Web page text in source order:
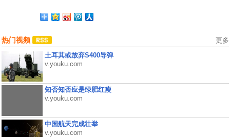
热门视频 更多
土耳其或放弃S400导弹
v.youku.com
知否知否应是绿肥红瘦
v.youku.com
中国航天完成壮举
v.youku.com